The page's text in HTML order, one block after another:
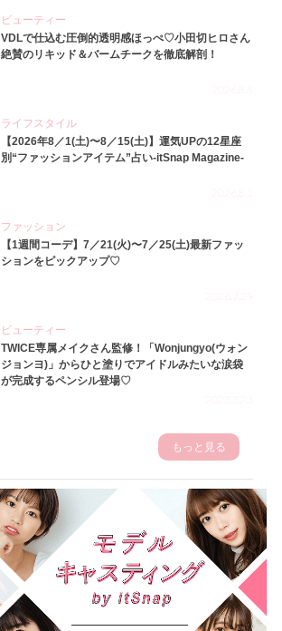
ビューティー
VDLで仕込む圧倒的透明感ほっぺ♡小田切ヒロさん
絶賛のリキッド＆バームチークを徹底解剖！
ライフスタイル
【2026年8／1(土)〜8／15(土)】運気UPの12星座
別“ファッションアイテム”占い-itSnap Magazine-
ファッション
【1週間コーデ】7／21(火)〜7／25(土)最新ファッ
ションをピックアップ♡
ビューティー
TWICE専属メイクさん監修！「Wonjungyo(ウォン
ジョンヨ)」からひと塗りでアイドルみたいな涙袋
が完成するペンシル登場♡
もっと見る